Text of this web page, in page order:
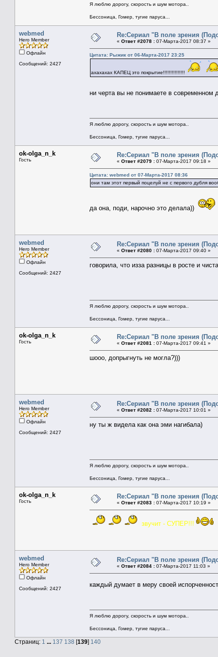
Я люблю дорогу, скорость и шум мотора..
Бессоница, Гомер, тугие паруса...
webmed
Hero Member
Офлайн
Сообщений: 2427
Re:Сериал "В поле зрения
« Ответ #2078 : 07-Марта-2017 08:37 »
Цитата: Рыжик от 06-Марта-2017 23:25
ахахахах КАПЕЦ это покрытие!!!!!!!!!!!!!!!
ни черта вы не понимаете в современном
Я люблю дорогу, скорость и шум мотора..
Бессоница, Гомер, тугие паруса...
ok-olga_n_k
Гость
Re:Сериал "В поле зрения
« Ответ #2079 : 07-Марта-2017 09:18 »
Цитата: webmed от 07-Марта-2017 08:36
они там этот первый поцелуй не с первого дубля
да она, поди, нарочно это делала))
webmed
Hero Member
Офлайн
Сообщений: 2427
Re:Сериал "В поле зрения
« Ответ #2080 : 07-Марта-2017 09:40 »
говорила, что изза разницы в росте и
Я люблю дорогу, скорость и шум мотора..
Бессоница, Гомер, тугие паруса...
ok-olga_n_k
Гость
Re:Сериал "В поле зрения
« Ответ #2081 : 07-Марта-2017 09:41 »
шооо, допрыгнуть не могла?)))
webmed
Hero Member
Офлайн
Сообщений: 2427
Re:Сериал "В поле зрения
« Ответ #2082 : 07-Марта-2017 10:01 »
ну ты ж видела как она эми нагибала)
Я люблю дорогу, скорость и шум мотора..
Бессоница, Гомер, тугие паруса...
ok-olga_n_k
Гость
Re:Сериал "В поле зрения
« Ответ #2083 : 07-Марта-2017 10:19 »
звучит - СУПЕР!!!
webmed
Hero Member
Офлайн
Сообщений: 2427
Re:Сериал "В поле зрения
« Ответ #2084 : 07-Марта-2017 11:03 »
каждый думает в меру своей
Я люблю дорогу, скорость и шум мотора..
Бессоница, Гомер, тугие паруса...
Страниц: 1 ... 137 138 [139] 140